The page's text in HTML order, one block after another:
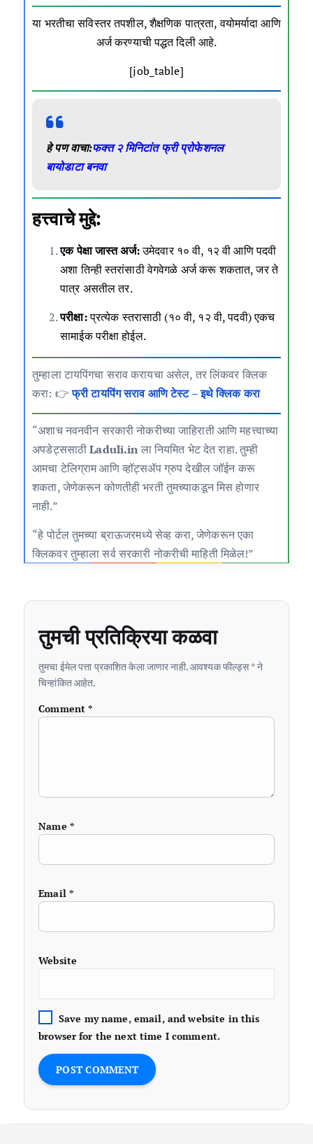
या भरतीचा सविस्तर तपशील, शैक्षणिक पात्रता, वयोमर्यादा आणि
अर्ज करण्याची पद्धत दिली आहे.
[job_table]
हे पण वाचा:फक्त २ मिनिटांत फ्री प्रोफेशनल
बायोडाटाबनवा
हत्त्वाचे मुद्दे:
एक पेक्षा जास्त अर्ज:उमेदवार १० वी, १२ वी आणि पदवी
अशा तिन्ही स्तरांसाठी वेगवेगळे अर्ज करू शकतात, जर ते
पात्र असतील तर.
परीक्षा:प्रत्येक स्तरासाठी (१० वी, १२ वी, पदवी) एकच
सामाईक परीक्षा होईल.
तुम्हाला टायपिंगचा सराव करायचा असेल, तर लिंकवर क्लिक
करा: 👉फ्री टायपिंग सराव आणि टेस्ट – इथे क्लिक करा
“अशाच नवनवीन सरकारी नोकरीच्या जाहिराती आणि महत्त्वाच्या
अपडेट्ससाठीLaduli.in ला नियमित भेट देत राहा. तुम्ही
आमचा टेलिग्राम आणि व्हॉट्सॲप ग्रुप देखील जॉईन करू
शकता, जेणेकरून कोणतीही भरती तुमच्याकडून मिस होणार
नाही.”
“हे पोर्टल तुमच्या ब्राऊजरमध्ये सेव्ह करा, जेणेकरून एका
क्लिकवर तुम्हाला सर्व सरकारी नोकरीची माहिती मिळेल!”
तुमची प्रतिक्रिया कळवा
तुमचा ईमेल पत्ता प्रकाशित केला जाणार नाही. आवश्यक फील्ड्स * ने
चिन्हांकित आहेत.
Comment*
Name *
Email *
Website
Save my name, email, and website in this
browser for the next time I comment.